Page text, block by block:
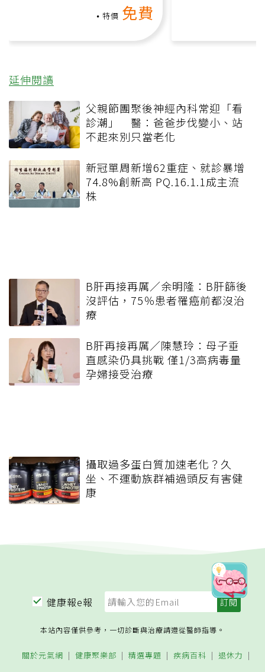
特價 免費
延伸閱讀
父親節團聚後神經內科常迎「看
診潮」 醫：爸爸步伐變小、站
不起來別只當老化
新冠單周新增62重症、就診暴增
74.8%創新高 PQ.16.1.1成主流
株
B肝再接再厲／余明隆：B肝篩後
沒評估，75％患者罹癌前都沒治
療
B肝再接再厲／陳慧玲：母子垂
直感染仍具挑戰 僅1/3高病毒量
孕婦接受治療
攝取過多蛋白質加速老化？久
坐、不運動族群補過頭反有害健
康
健康報e報
本站內容僅供參考，一切診斷與治療請遵從醫師指導。
關於元氣網 健康聚樂部 精選專題 疾病百科
退休力